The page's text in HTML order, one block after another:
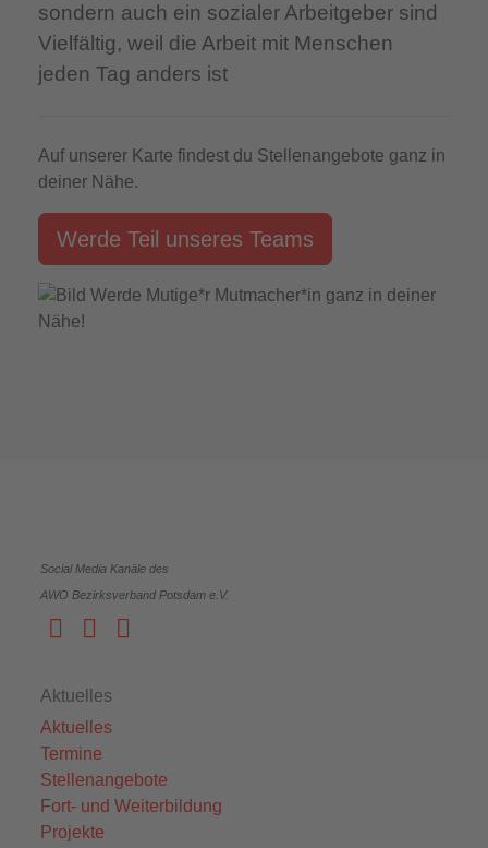
sondern auch ein sozialer Arbeitgeber sind
Vielfältig, weil die Arbeit mit Menschen
jeden Tag anders ist
Auf unserer Karte findest du Stellenangebote ganz in
deiner Nähe.
Werde Teil unseres Teams
Social Media Kanäle des
AWO Bezirksverband Potsdam e.V.
Aktuelles
Aktuelles
Termine
Stellenangebote
Fort- und Weiterbildung
Projekte